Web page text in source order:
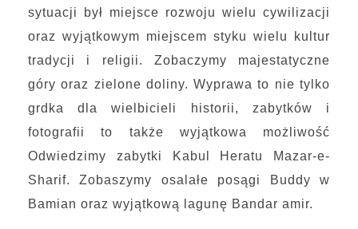
sytuacji był miejsce rozwoju wielu cywilizacji
oraz wyjątkowym miejscem styku wielu kultur
tradycji i religii. Zobaczymy majestatyczne
góry oraz zielone doliny. Wyprawa to nie tylko
grdka dla wielbicieli historii, zabytków i
fotografii to także wyjątkowa możliwość
Odwiedzimy zabytki Kabul Heratu Mazar-e-
Sharif. Zobaszymy osalałe posągi Buddy w
Bamian oraz wyjątkową lagunę Bandar amir.